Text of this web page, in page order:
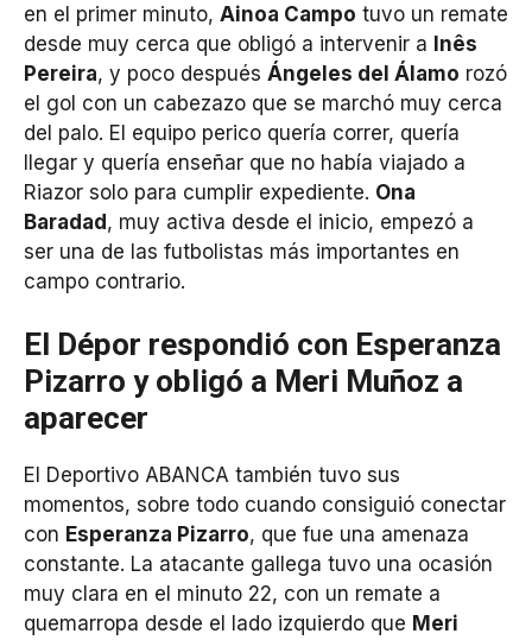
en el primer minuto, Ainoa Campo tuvo un remate
desde muy cerca que obligó a intervenir a Inês
Pereira, y poco después Ángeles del Álamo rozó
el gol con un cabezazo que se marchó muy cerca
del palo. El equipo perico quería correr, quería
llegar y quería enseñar que no había viajado a
Riazor solo para cumplir expediente. Ona
Baradad, muy activa desde el inicio, empezó a
ser una de las futbolistas más importantes en
campo contrario.
El Dépor respondió con Esperanza
Pizarro y obligó a Meri Muñoz a
aparecer
El Deportivo ABANCA también tuvo sus
momentos, sobre todo cuando consiguió conectar
con Esperanza Pizarro, que fue una amenaza
constante. La atacante gallega tuvo una ocasión
muy clara en el minuto 22, con un remate a
quemarropa desde el lado izquierdo que Meri